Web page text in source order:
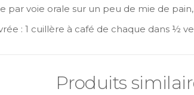
voie orale sur un peu de mie de
: 1 cuillère à café de chaque dans ½
Produits